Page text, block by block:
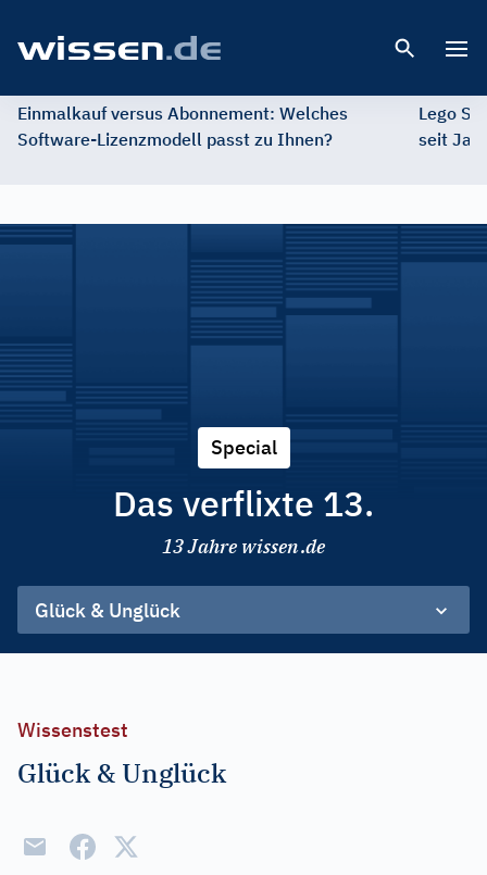
Einmalkauf versus Abonnement: Welches
Software-Lizenzmodell passt zu Ihnen?
Lego
seit
Special
Das verflixte 13.
13 Jahre wissen.de
Glück & Unglück
Wissenstest
Glück & Unglück